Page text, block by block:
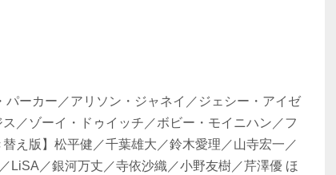
パーカー／アリソン・ジャネイ／ジェシー・アイゼ
／ゾーイ・ドゥイッチ／ボビー・モイニハン／フ
え版】松平健／千葉雄大／鈴木愛理／山寺宏一／
LiSA／銀河万丈／寺依沙織／小野友樹／芹澤優 ほ